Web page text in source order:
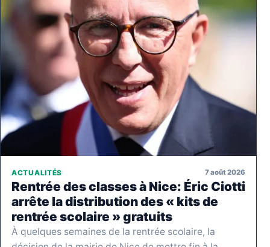
ACTUALITÉS 7 août 2026
Rentrée des classes à Nice: Éric Ciotti
arrête la distribution des « kits de
rentrée scolaire » gratuits
À quelques semaines de la rentrée scolaire, la